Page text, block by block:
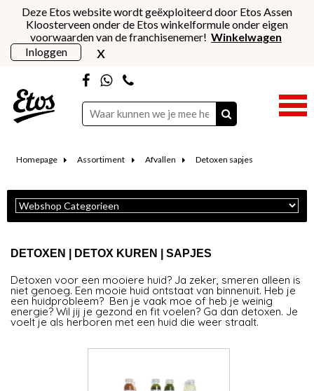
Deze Etos website wordt geëxploiteerd door Etos Assen
Kloosterveen onder de Etos winkelformule onder eigen
voorwaarden van de franchisenemer! Winkelwagen
Inloggen
x
Homepage Assortiment Afvallen Detoxen sapjes
DETOXEN | DETOX KUREN | SAPJES
Detoxen voor een mooiere huid? Ja zeker, smeren alleen is
niet genoeg. Een mooie huid ontstaat van binnenuit. Heb je
een huidprobleem? Ben je vaak moe of heb je weinig
energie? Wil jij je gezond en fit voelen? Ga dan detoxen. Je
voelt je als herboren met een huid die weer straalt.